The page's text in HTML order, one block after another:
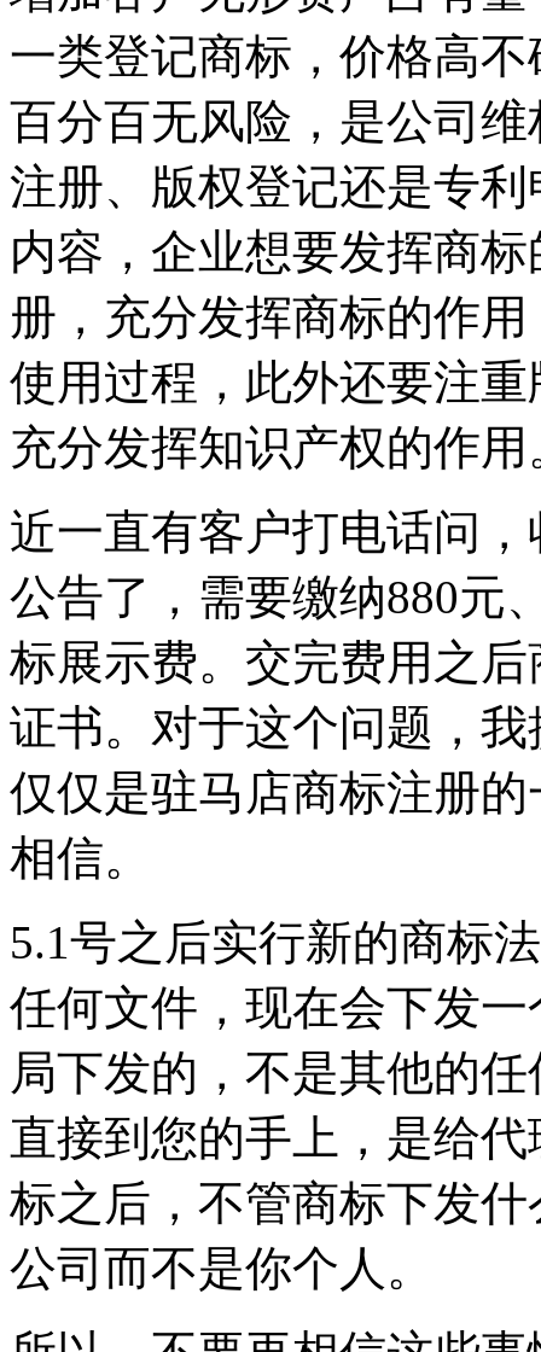
一类登记商标，价格高
百分百无风险，是公司
注册、版权登记还是专
内容，企业想要发挥商
册，充分发挥商标的作
使用过程，此外还要注
充分发挥知识产权的作用
近一直有客户打电话问
公告了，需要缴纳880元
标展示费。交完费用之
证书。对于这个问题，
仅仅是驻马店商标注册
相信。
5.1号之后实行新的商标
任何文件，现在会下发
局下发的，不是其他的
直接到您的手上，是给
标之后，不管商标下发
公司而不是你个人。